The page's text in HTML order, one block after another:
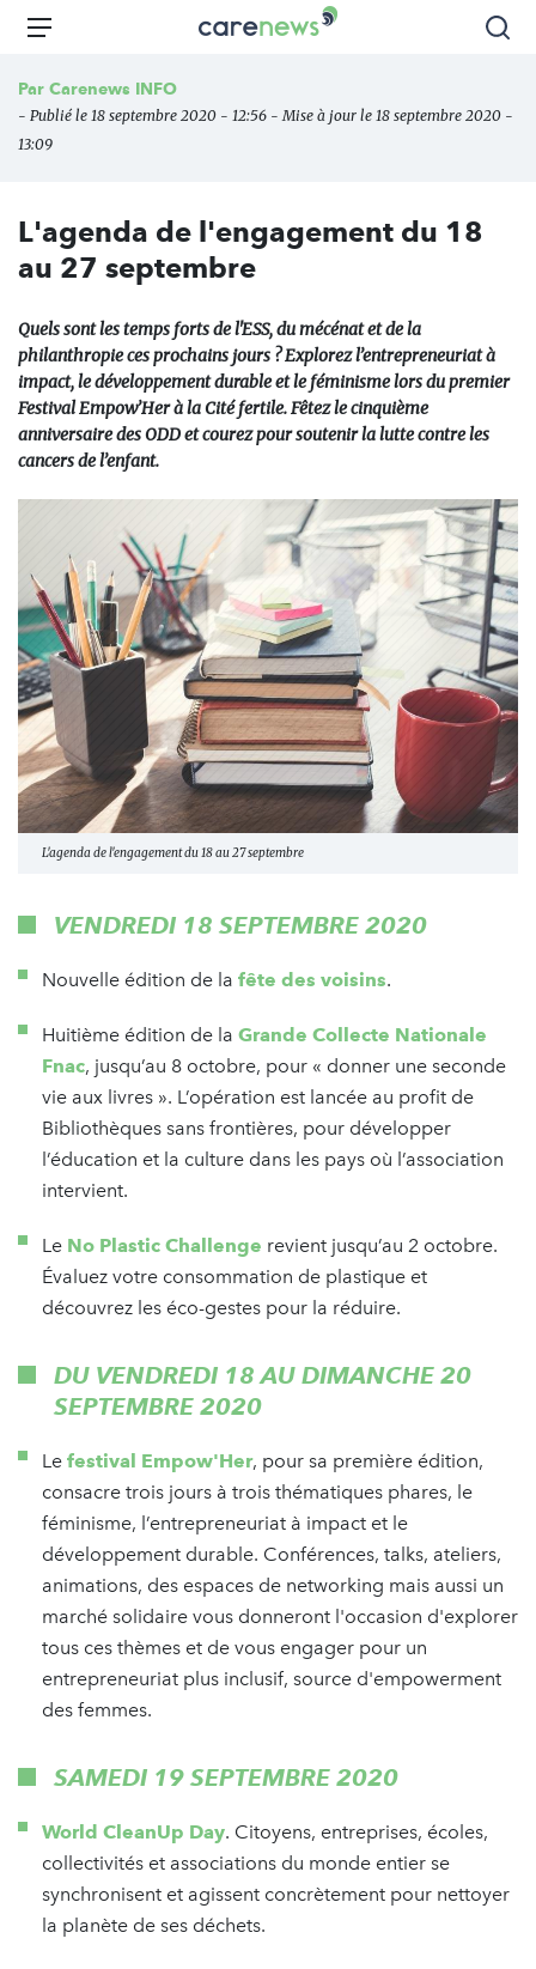
Aller
principal
Carenews,
des
Menu
Par Carenews INFO
- Publié le 18 septembre 2020 - 12:56 - Mise à jour le 18 septembre 2020 -
13:09
L'agenda de l'engagement du 18
au 27 septembre
Quels sont les temps forts de l'ESS, du mécénat et de la
philanthropie ces prochains jours ? Explorez l’entrepreneuriat à
impact, le développement durable et le féminisme lors du premier
Festival Empow’Her à la Cité fertile. Fêtez le cinquième
anniversaire des ODD et courez pour soutenir la lutte contre les
cancers de l’enfant.
L'agenda de l'engagement du 18 au 27 septembre
VENDREDI 18 SEPTEMBRE 2020
Nouvelle édition de la fête des voisins.
Huitième édition de la Grande Collecte Nationale
Fnac, jusqu’au 8 octobre, pour « donner une seconde
vie aux livres ». L’opération est lancée au profit de
Bibliothèques sans frontières, pour développer
l’éducation et la culture dans les pays où l’association
intervient.
Le No Plastic Challenge revient jusqu’au 2 octobre.
Évaluez votre consommation de plastique et
découvrez les éco-gestes pour la réduire.
DU VENDREDI 18 AU DIMANCHE 20
SEPTEMBRE 2020
Le festival Empow'Her, pour sa première édition,
consacre trois jours à trois thématiques phares, le
féminisme, l’entrepreneuriat à impact et le
développement durable. Conférences, talks, ateliers,
animations, des espaces de networking mais aussi un
marché solidaire vous donneront l'occasion d'explorer
tous ces thèmes et de vous engager pour un
entrepreneuriat plus inclusif, source d'empowerment
des femmes.
SAMEDI 19 SEPTEMBRE 2020
World CleanUp Day. Citoyens, entreprises, écoles,
collectivités et associations du monde entier se
synchronisent et agissent concrètement pour nettoyer
la planète de ses déchets.